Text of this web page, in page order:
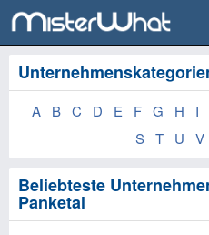
A B C D E F G H I
S T U V
Beliebteste
Panketal